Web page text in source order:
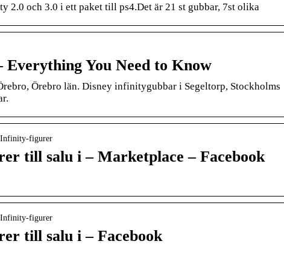
2.0 och 3.0 i ett paket till ps4.Det är 21 st gubbar, 7st olika
You Need to Know
Örebro län. Disney infinitygubbar i Segeltorp, Stockholms
Infinity-figurer
till salu i – Marketplace – Facebook
Infinity-figurer
till salu i – Facebook